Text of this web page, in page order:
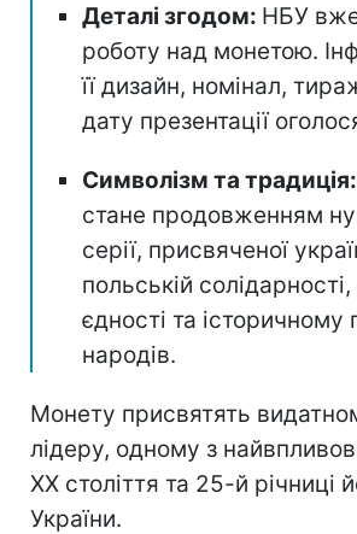
Деталі згодом: НБУ
роботу над монетою.
її дизайн, номінал,
дату презентації
Символізм та традиція:
стане продовженням
серії, присвяченої
польській
єдності та
народів.
Монету присвятять
лідеру, одному з
ХХ століття та 25-й річниці
України.